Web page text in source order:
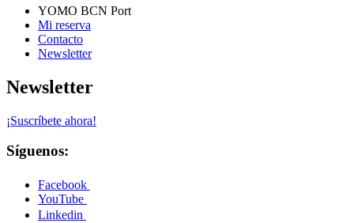
YOMO BCN Port
Mi reserva
Contacto
Newsletter
Newsletter
¡Suscríbete ahora!
Síguenos:
Facebook
YouTube
Linkedin